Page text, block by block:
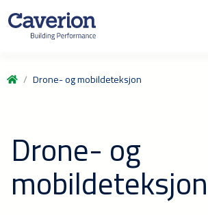
Drone- og mobildeteksjon
Drone- og
mobildeteksjon